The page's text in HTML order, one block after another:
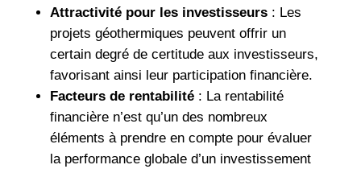
Attractivité pour les investisseurs: Les
projets géothermiques peuvent offrir un
certain degré de certitude aux investisseurs,
favorisant ainsi leur participation financière.
Facteurs de rentabilité: La rentabilité
financière n’est qu’un des nombreux
éléments à prendre en compte pour évaluer
la performance globale d’un investissement